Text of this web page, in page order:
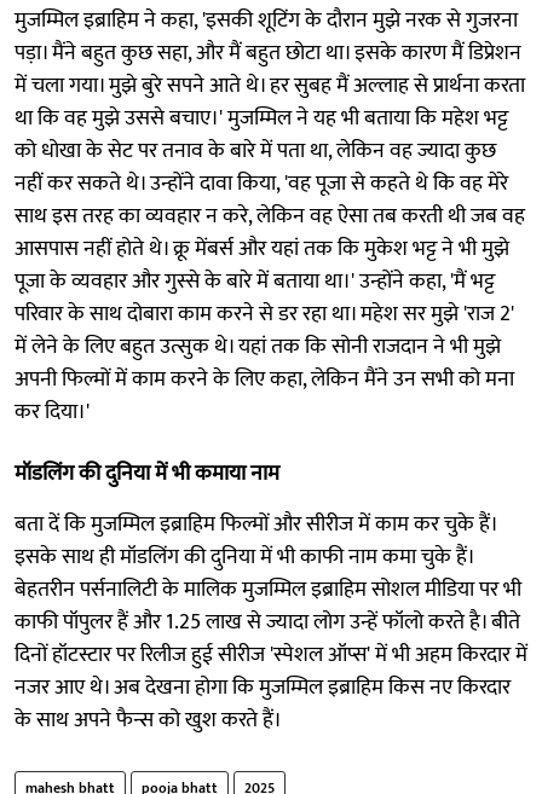
मुजम्मिल इब्राहिम ने कहा, 'इसकी शूटिंग के दौरान मुझे नरक से गुजरना
पड़ा। मैंने बहुत कुछ सहा, और मैं बहुत छोटा था। इसके कारण मैं डिप्रेशन
में चला गया। मुझे बुरे सपने आते थे। हर सुबह मैं अल्लाह से प्रार्थना करता
था कि वह मुझे उससे बचाए।' मुजम्मिल ने यह भी बताया कि महेश भट्ट
को धोखा के सेट पर तनाव के बारे में पता था, लेकिन वह ज्यादा कुछ
नहीं कर सकते थे। उन्होंने दावा किया, 'वह पूजा से कहते थे कि वह मेरे
साथ इस तरह का व्यवहार न करे, लेकिन वह ऐसा तब करती थी जब वह
आसपास नहीं होते थे। क्रू मेंबर्स और यहां तक ​​कि मुकेश भट्ट ने भी मुझे
पूजा के व्यवहार और गुस्से के बारे में बताया था।' उन्होंने कहा, 'मैं भट्ट
परिवार के साथ दोबारा काम करने से डर रहा था। महेश सर मुझे 'राज 2'
में लेने के लिए बहुत उत्सुक थे। यहां तक ​​कि सोनी राजदान ने भी मुझे
अपनी फिल्मों में काम करने के लिए कहा, लेकिन मैंने उन सभी को मना
कर दिया।'
मॉडलिंग की दुनिया में भी कमाया नाम
बता दें कि मुजम्मिल इब्राहिम फिल्मों और सीरीज में काम कर चुके हैं।
इसके साथ ही मॉडलिंग की दुनिया में भी काफी नाम कमा चुके हैं।
बेहतरीन पर्सनालिटी के मालिक मुजम्मिल इब्राहिम सोशल मीडिया पर भी
काफी पॉपुलर हैं और 1.25 लाख से ज्यादा लोग उन्हें फॉलो करते है। बीते
दिनों हॉटस्टार पर रिलीज हुई सीरीज 'स्पेशल ऑप्स' में भी अहम किरदार में
नजर आए थे। अब देखना होगा कि मुजम्मिल इब्राहिम किस नए किरदार
के साथ अपने फैन्स को खुश करते हैं।
mahesh bhatt pooja bhatt 2025